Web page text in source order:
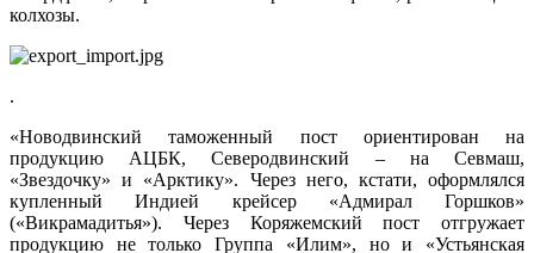
колхозы.
.
«Новодвинский таможенный пост ориентирован на
продукцию АЦБК, Северодвинский – на Севмаш,
«Звездочку» и «Арктику». Через него, кстати, оформлялся
купленный Индией крейсер «Адмирал Горшков»
(«Викрамадитья»). Через Коряжемский пост отгружает
продукцию не только Группа «Илим», но и «Устьянская